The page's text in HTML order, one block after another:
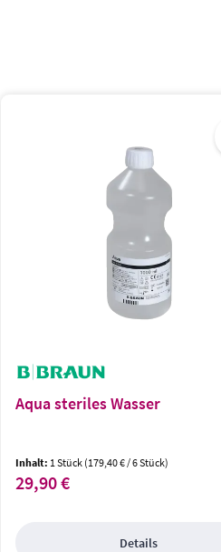
Aqua steriles Wasser
Inhalt: 1 Stück (179,40 € / 6 Stück)
Regulärer Preis:
29,90 €
Details